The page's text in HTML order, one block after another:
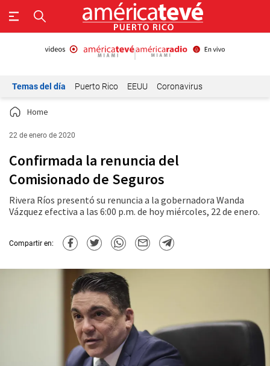
Temas del día Puerto Rico EEUU Coronavirus
Home
22 de enero de 2020
Confirmada la renuncia del
Comisionado de Seguros
Rivera Ríos presentó su renuncia a la gobernadora Wanda
Vázquez efectiva a las 6:00 p.m. de hoy miércoles, 22 de enero.
Compartir en: